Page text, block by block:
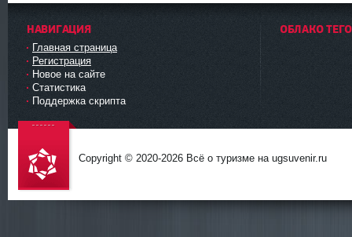
НАВИГАЦИЯ
Главная страница
Регистрация
Новое на сайте
Статистика
Поддержка скрипта
ОБЛАКО
DataLife
Copyright © 2020-2026 Всё о туризме на ugsuvenir.ru